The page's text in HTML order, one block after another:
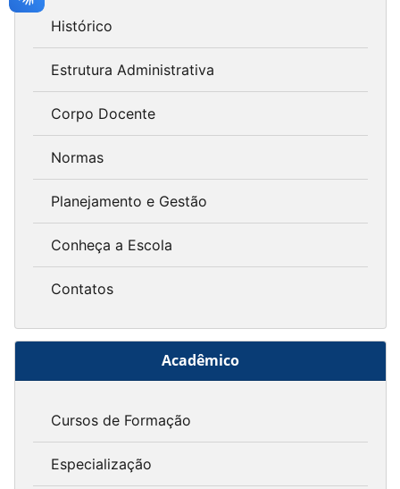
Histórico
Estrutura Administrativa
Corpo Docente
Normas
Planejamento e Gestão
Conheça a Escola
Contatos
Acadêmico
Cursos de Formação
Especialização